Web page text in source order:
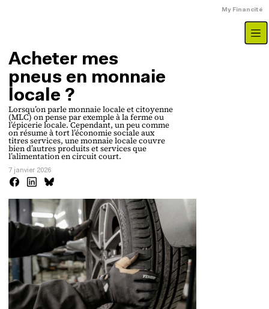
My Financité
Acheter mes
pneus en monnaie
locale ?
Lorsqu’on parle monnaie locale et citoyenne
(MLC) on pense par exemple à la ferme ou
l’épicerie locale. Cependant, un peu comme
on résume à tort l’économie sociale aux
titres services, une monnaie locale couvre
bien d’autres produits et services que
l’alimentation en circuit court.
7 janvier 2026